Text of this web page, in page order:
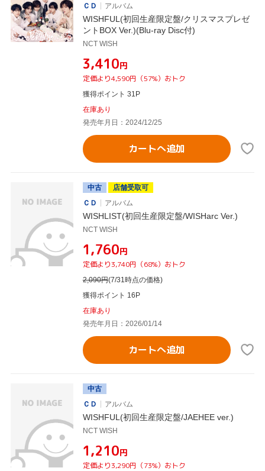
ＣＤ
アルバム
WISHFUL(初回生産限定盤/クリスマスプレゼ
ントBOX Ver.)(Blu-ray Disc付)
NCT WISH
¥3,410円
定価より4,590円（57%）おトク
獲得ポイント 31P
在庫あり
発売年月日：2024/12/25
カートへ追加
中古
店舗受取可
ＣＤ
アルバム
WISHLIST(初回生産限定盤/WISHarc Ver.)
NCT WISH
¥1,760円
定価より3,740円（68%）おトク
2,090円(7/31時点の価格)
獲得ポイント 16P
在庫あり
発売年月日：2026/01/14
カートへ追加
中古
ＣＤ
アルバム
WISHFUL(初回生産限定盤/JAEHEE ver.)
NCT WISH
¥1,210円
定価より3,290円（73%）おトク